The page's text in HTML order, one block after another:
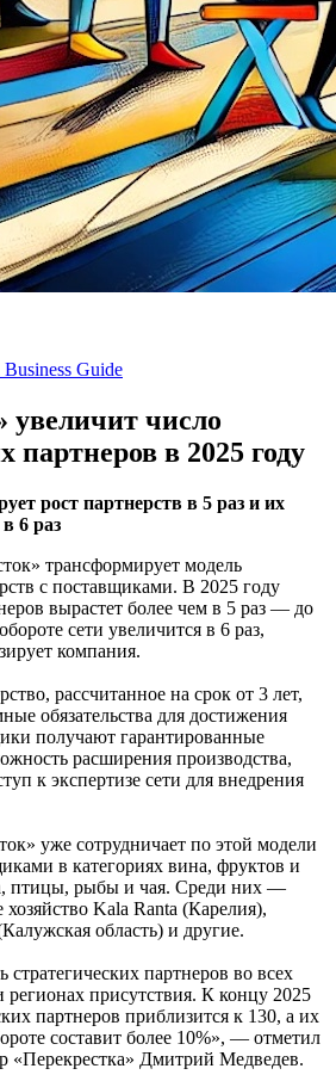
Guide
увеличит число
партнеров в 2025 году
рост партнерств в 5 раз и их
6 раз
трансформирует модель
с поставщиками. В 2025 году
вырастет более чем в 5 раз — до
сети увеличится в 6 раз,
компания.
рассчитанное на срок от 3 лет,
обязательства для достижения
получают гарантированные
расширения производства,
к экспертизе сети для внедрения
уже сотрудничает по этой модели
в категориях вина, фруктов и
птицы, рыбы и чая. Среди них —
Kala Ranta (Карелия),
область) и другие.
партнеров во всех
регионах присутствия. К концу 2025
партнеров приблизится к 130, а их
составит более 10%», — отметил
«Перекрестка» Дмитрий Медведев.